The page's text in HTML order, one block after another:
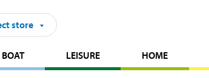
store
BOAT LEISURE HOME